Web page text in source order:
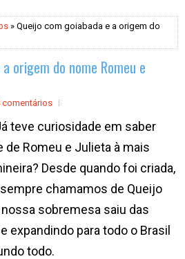
» Queijo com goiabada e a origem do
origem do nome Romeu e
comentários
teve curiosidade em saber
de Romeu e Julieta à mais
Desde quando foi criada,
chamamos de Queijo
sobremesa saiu das
expandindo para todo o Brasil
todo.